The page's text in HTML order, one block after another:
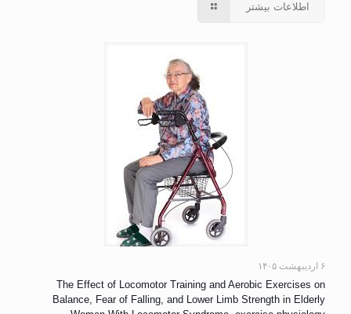
اطلاعات بیشتر
۶ اردیبهشت ۱۴۰۵
The Effect of Locomotor Training and Aerobic Exercises on
Balance, Fear of Falling, and Lower Limb Strength in Elderly